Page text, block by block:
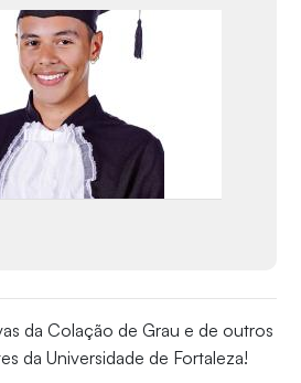
da Colação de Grau e de outros
da Universidade de Fortaleza!